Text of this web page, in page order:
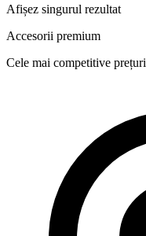
Afișez singurul rezultat
Accesorii premium
Cele mai competitive prețuri